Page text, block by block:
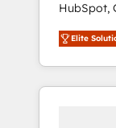
HubSpot,
Certified
★ 1,500+
Elite